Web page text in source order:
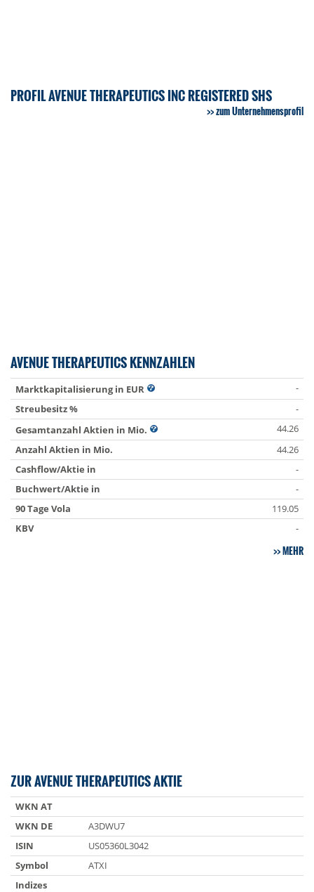
PROFIL AVENUE THERAPEUTICS INC REGISTERED SHS
zum Unternehmensprofil
AVENUE THERAPEUTICS KENNZAHLEN
Marktkapitalisierung in EUR
-
Streubesitz %
-
Gesamtanzahl Aktien in Mio.
44.26
Anzahl Aktien in Mio.
44.26
Cashflow/Aktie in
-
Buchwert/Aktie in
-
90 Tage Vola
119.05
KBV
-
MEHR
ZUR AVENUE THERAPEUTICS AKTIE
WKN AT
WKN DE
A3DWU7
ISIN
US05360L3042
Symbol
ATXI
Indizes